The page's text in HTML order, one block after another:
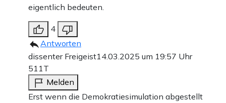
eigentlich bedeuten.
4
Antworten
dissenter Freigeist14.03.2025 um 19:57 Uhr
511T
Melden
Erst wenn die Demokratiesimulation abgestellt